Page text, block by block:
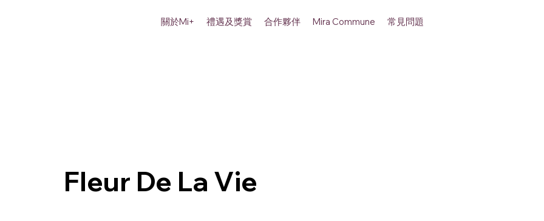
關於Mi+ 禮遇及獎賞 合作夥伴 Mira Commune 常見問題
Fleur De La Vie